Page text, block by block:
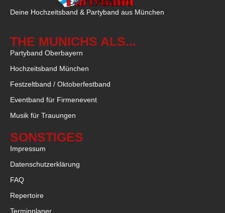
Deine Hochzeitsband & Partyband aus München
THE MUNICHS ALS...
Partyband Oberbayern
Hochzeitsband München
Festzeltband / Oktoberfestband
Eventband für Firmenevent
Musik für Trauungen
SONSTIGES
Impressum
Datenschutzerklärung
FAQ
Repertoire
Terminplaner